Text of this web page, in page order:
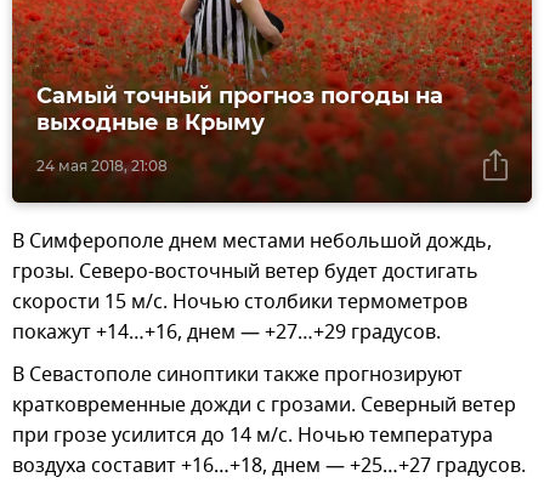
24 мая 2018, 21:08
Самый точный прогноз погоды на
выходные в Крыму
В Симферополе днем местами небольшой дождь,
грозы. Северо-восточный ветер будет достигать
скорости 15 м/с. Ночью столбики термометров
покажут +14…+16, днем — +27…+29 градусов.
В Севастополе синоптики также прогнозируют
кратковременные дожди с грозами. Северный ветер
при грозе усилится до 14 м/с. Ночью температура
воздуха составит +16…+18, днем — +25…+27 градусов.